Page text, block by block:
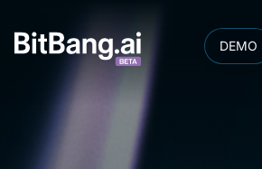
DEMO